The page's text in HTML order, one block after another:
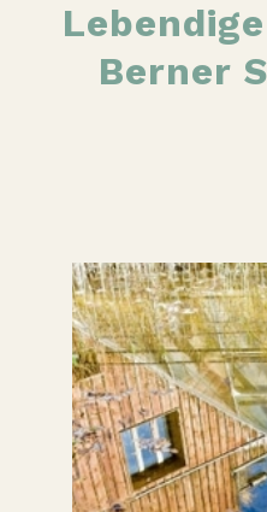
Berner